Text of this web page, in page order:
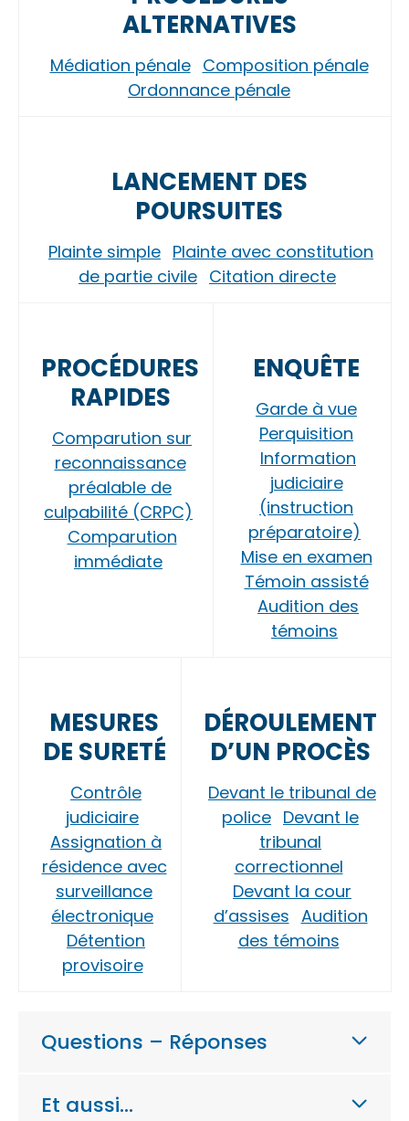
ALTERNATIVES
Médiation pénale Composition pénale
Ordonnance pénale
LANCEMENT DES
POURSUITES
Plainte simple Plainte avec constitution
de partie civile Citation directe
PROCÉDURES
RAPIDES
Comparution sur
reconnaissance
préalable de
culpabilité (CRPC)
Comparution
immédiate
ENQUÊTE
Garde à vue
Perquisition
Information
judiciaire
(instruction
préparatoire)
Mise en examen
Témoin assisté
Audition des
témoins
MESURES
DE SURETÉ
Contrôle
judiciaire
Assignation à
résidence avec
surveillance
électronique
Détention
provisoire
DÉROULEMENT
D’UN PROCÈS
Devant le tribunal de
police Devant le
tribunal
correctionnel
Devant la cour
d’assises Audition
des témoins
Questions – Réponses
Et aussi…